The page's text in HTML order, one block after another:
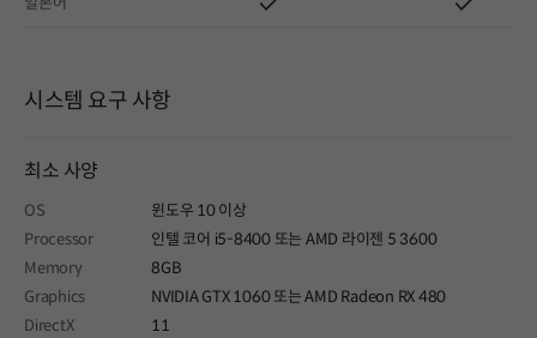
시스템 요구 사항
최소 사양
OS
윈도우 10 이상
Processor
인텔 코어 i5-8400 또는 AMD 라이젠 5 3600
Memory
8GB
Graphics
NVIDIA GTX 1060 또는 AMD Radeon RX 480
DirectX
11